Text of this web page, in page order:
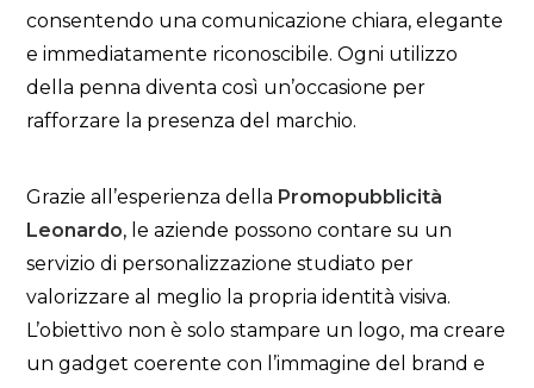
consentendo una comunicazione chiara, elegante
e immediatamente riconoscibile. Ogni utilizzo
della penna diventa così un’occasione per
rafforzare la presenza del marchio.
Grazie all’esperienza della Promopubblicità
Leonardo, le aziende possono contare su un
servizio di personalizzazione studiato per
valorizzare al meglio la propria identità visiva.
L’obiettivo non è solo stampare un logo, ma creare
un gadget coerente con l’immagine del brand e